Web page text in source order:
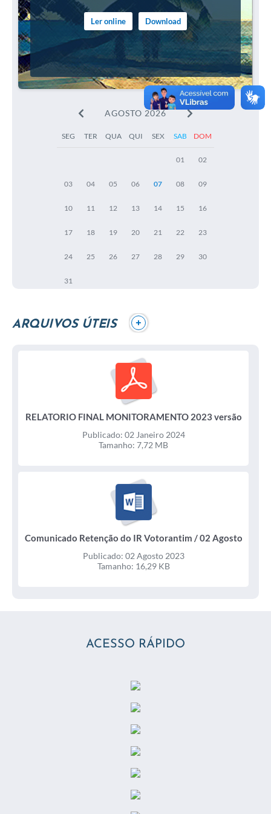
Ler online Download
AGOSTO 2026
SEG TER QUA QUI SEX SAB DOM
01 02
03 04 05 06 07 08 09
10 11 12 13 14 15 16
17 18 19 20 21 22 23
24 25 26 27 28 29 30
31
ARQUIVOS ÚTEIS +
RELATORIO FINAL MONITORAMENTO 2023 versão
Publicado: 02 Janeiro 2024
Tamanho: 7,72 MB
Comunicado Retenção do IR Votorantim / 02 Agosto
Publicado: 02 Agosto 2023
Tamanho: 16,29 KB
Tamanho: 367,28 KB
Termo de Ajuste de Conduta TAC nº 224 11 Relatório
Parcial 2023 / 31 Julho 2023
Publicado: 31 Julho 2023
ACESSO RÁPIDO